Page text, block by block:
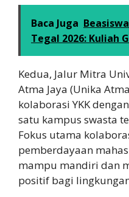
Baca Juga
Tegal 2026: Kuliah
Kedua, Jalur Mitra
Atma Jaya (Unika
kolaborasi YKK
satu kampus swasta
Fokus utama
pemberdayaan
mampu mandiri dan
positif bagi